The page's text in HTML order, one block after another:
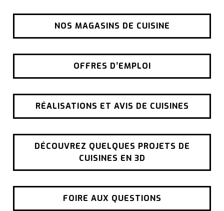
NOS MAGASINS DE CUISINE
OFFRES D’EMPLOI
RÉALISATIONS ET AVIS DE CUISINES
DÉCOUVREZ QUELQUES PROJETS DE
CUISINES EN 3D
FOIRE AUX QUESTIONS